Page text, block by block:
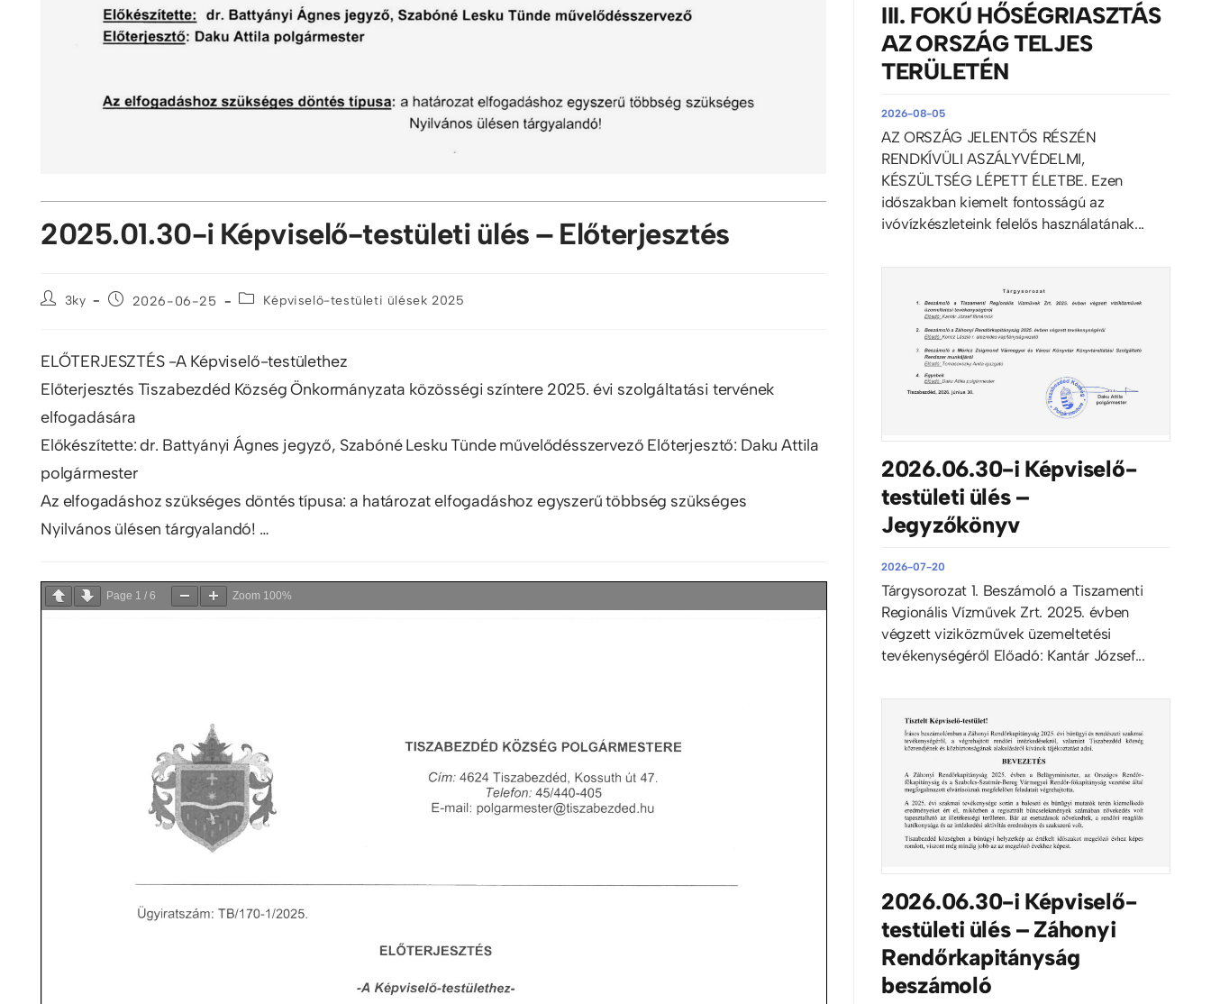
2025.01.30-i Képviselő-testületi ülés – Előterjesztés
3ky 2026-06-25 Képviselő-testületi ülések 2025
ELŐTERJESZTÉS -A Képviselő-testülethez
Előterjesztés Tiszabezdéd Község Önkormányzata közösségi színtere 2025. évi szolgáltatási tervének
elfogadására
Előkészítette: dr. Battyányi Ágnes jegyző, Szabóné Lesku Tünde művelődésszervező Előterjesztő: Daku Attila
polgármester
Az elfogadáshoz szükséges döntés típusa: a határozat elfogadáshoz egyszerű többség szükséges
Nyilvános ülésen tárgyalandó! …
Page 1 / 6 Zoom 100%
III. FOKÚ HŐSÉGRIASZTÁS
AZ ORSZÁG TELJES
TERÜLETÉN
2026-08-05
AZ ORSZÁG JELENTŐS RÉSZÉN
RENDKÍVÜLI ASZÁLYVÉDELMI,
KÉSZÜLTSÉG LÉPETT ÉLETBE. Ezen
időszakban kiemelt fontosságú az
ivóvízkészleteink felelős használatának...
2026.06.30-i Képviselő-
testületi ülés –
Jegyzőkönyv
2026-07-20
Tárgysorozat 1. Beszámoló a Tiszamenti
Regionális Vízművek Zrt. 2025. évben
végzett viziközművek üzemeltetési
tevékenységéről Előadó: Kantár József...
2026.06.30-i Képviselő-
testületi ülés – Záhonyi
Rendőrkapitányság
beszámoló